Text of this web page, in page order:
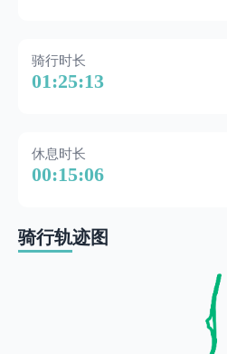
骑行时长
01:25:13
休息时长
00:15:06
骑行轨迹图